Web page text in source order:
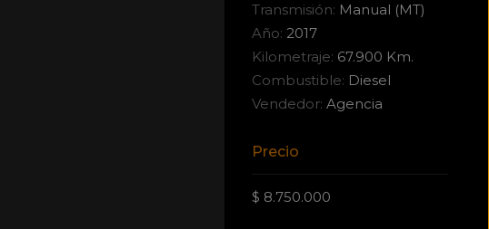
Transmisión: Manual (MT)
Año: 2017
Kilometraje: 67.900 Km.
Combustible: Diesel
Vendedor: Agencia
Precio
$ 8.750.000